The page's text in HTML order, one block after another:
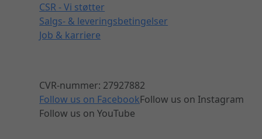
CSR - Vi støtter
Salgs- & leveringsbetingelser
Job & karriere
CVR-nummer: 27927882
Follow us on FacebookFollow us on Instagram
Follow us on YouTube